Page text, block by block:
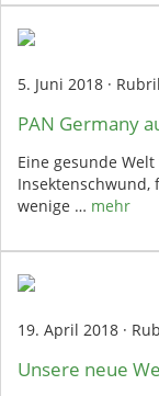
5. Juni 2018 ·
PAN Germany
Eine gesunde
Insektenschwund,
wenige … mehr
19. April 2018 ·
Unsere neue